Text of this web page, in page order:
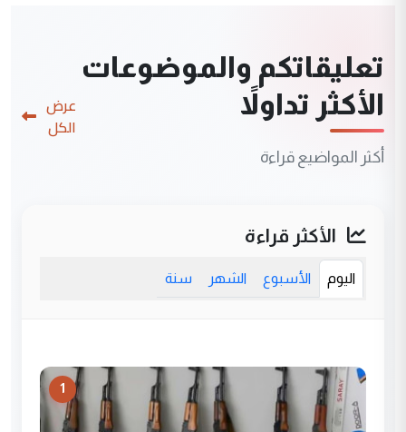
تعليقاتكم والموضوعات
الأكثر تداولاً
أكثر المواضيع قراءة
عرض
الكل
الأكثر قراءة
اليوم الأسبوع الشهر سنة
1